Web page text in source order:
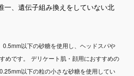
一、遺伝子組み換えをしていない北
以下の砂糖を使用し、ヘッドスパや
めです。
デリケート肌・顔用におすすめの
以下の粒の小さな砂糖を使用してい